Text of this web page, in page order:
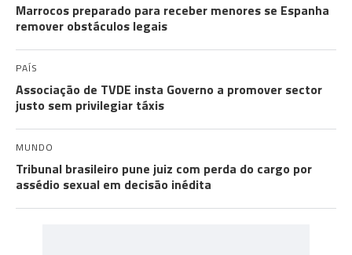
Marrocos preparado para receber menores se Espanha
remover obstáculos legais
PAÍS
Associação de TVDE insta Governo a promover sector
justo sem privilegiar táxis
MUNDO
Tribunal brasileiro pune juiz com perda do cargo por
assédio sexual em decisão inédita